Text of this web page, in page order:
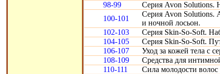
98-99
Серия Avon Solutions.
100-101
Серия Avon Solutions.
и ночной лосьон.
102-103
Серия Skin-So-Soft.
104-105
Серия Skin-So-Soft.
106-107
Уход за кожей тела с
108-109
Средства для
110-111
Сила молодости волос